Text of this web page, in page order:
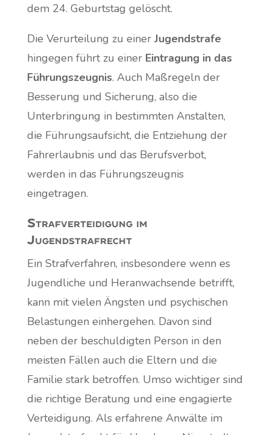
dem 24. Geburtstag gelöscht.
Die Verurteilung zu einer Jugendstrafe
hingegen führt zu einer Eintragung in das
Führungszeugnis. Auch Maßregeln der
Besserung und Sicherung, also die
Unterbringung in bestimmten Anstalten,
die Führungsaufsicht, die Entziehung der
Fahrerlaubnis und das Berufsverbot,
werden in das Führungszeugnis
eingetragen.
Strafverteidigung im
Jugendstrafrecht
Ein Strafverfahren, insbesondere wenn es
Jugendliche und Heranwachsende betrifft,
kann mit vielen Ängsten und psychischen
Belastungen einhergehen. Davon sind
neben der beschuldigten Person in den
meisten Fällen auch die Eltern und die
Familie stark betroffen. Umso wichtiger sind
die richtige Beratung und eine engagierte
Verteidigung. Als erfahrene Anwälte im